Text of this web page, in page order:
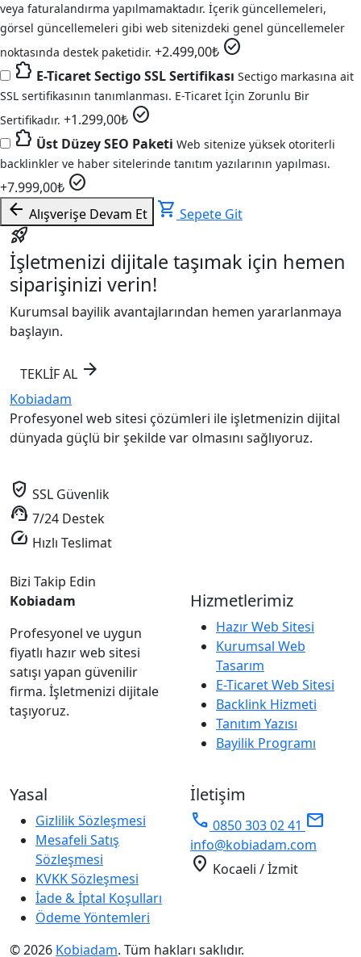
veya faturalandırma yapılmamaktadır. İçerik güncellemeleri,
görsel güncellemeleri gibi web sitenizdeki genel güncellemeler
noktasında destek paketidir. +2.499,00₺ check_circle
extension E-Ticaret Sectigo SSL Sertifikası Sectigo markasına ait
SSL sertifikasının tanımlanması. E-Ticaret İçin Zorunlu Bir
Sertifikadır. +1.299,00₺ check_circle
extension Üst Düzey SEO Paketi Web sitenize yüksek otoriterli
backlinkler ve haber sitelerinde tanıtım yazılarının yapılması.
+7.999,00₺ check_circle
arrow_back Alışverişe Devam Et shopping_cart Sepete Git
rocket_launch
İşletmenizi dijitale taşımak için hemen
siparişinizi verin!
Kurumsal bayilik avantajlarından hemen yararlanmaya
başlayın.
TEKLİF AL arrow_forward
Kobiadam
Profesyonel web sitesi çözümleri ile işletmenizin dijital
dünyada güçlü bir şekilde var olmasını sağlıyoruz.
verified_user SSL Güvenlik
support_agent 7/24 Destek
speed Hızlı Teslimat
Bizi Takip Edin
Kobiadam
Profesyonel ve uygun
fiyatlı hazır web sitesi
satışı yapan güvenilir
firma. İşletmenizi dijitale
taşıyoruz.
Hizmetlerimiz
Hazır Web Sitesi
Kurumsal Web
Tasarım
E-Ticaret Web Sitesi
Backlink Hizmeti
Tanıtım Yazısı
Bayilik Programı
Yasal
Gizlilik Sözleşmesi
Mesafeli Satış
Sözleşmesi
KVKK Sözleşmesi
İade & İptal Koşulları
Ödeme Yöntemleri
İletişim
phone 0850 303 02 41 mail
info@kobiadam.com
location_on Kocaeli / İzmit
© 2026 Kobiadam. Tüm hakları saklıdır.